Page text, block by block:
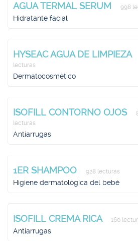
AGUA TERMAL SERUM 998
Hidratante facial
HYSEAC AGUA DE LIMPIEZA
lecturas
Dermatocosmético
ISOFILL CONTORNO OJOS
lecturas
Antiarrugas
1ER SHAMPOO 928 lecturas
Higiene dermatológica del bebé
ISOFILL CREMA RICA 160
Antiarrugas